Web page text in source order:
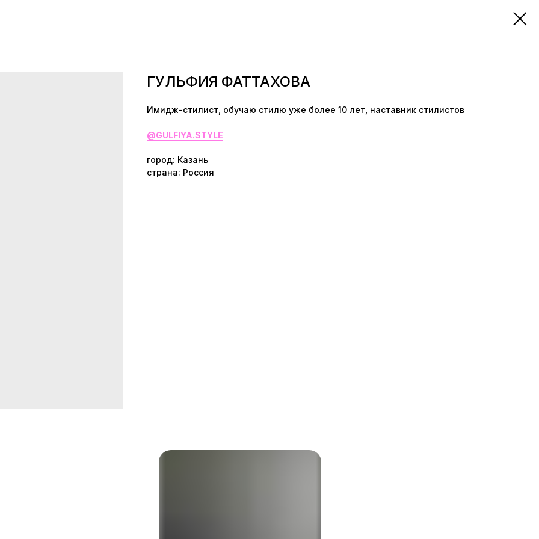
ГУЛЬФИЯ ФАТТАХОВА
Имидж-стилист, обучаю стилю уже более 10 лет, наставник стилистов
@GULFIYA.STYLE
город: Казань
страна: Россия